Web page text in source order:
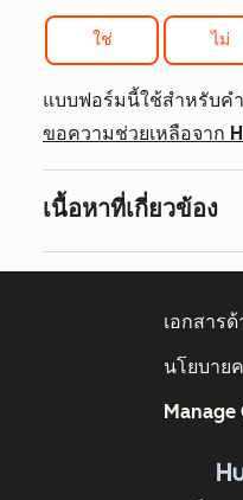
ใช่ ไม่
แบบฟอร์มนี้ใช้สำหรับค
ขอความช่วยเหลือจาก
เนื้อหาที่เกี่ยวข้อง
เอกสาร
นโยบาย
Manage